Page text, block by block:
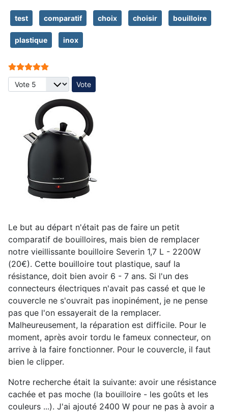
test comparatif choix choisir bouilloire
plastique inox
Vote utilisateur:
Veuillez voter
Le but au départ n'était pas de faire un petit
comparatif de bouilloires, mais bien de remplacer
notre vieillissante bouilloire Severin 1,7 L - 2200W
(20€). Cette bouilloire tout plastique, sauf la
résistance, doit bien avoir 6 - 7 ans. Si l'un des
connecteurs électriques n'avait pas cassé et que le
couvercle ne s'ouvrait pas inopinément, je ne pense
pas que l'on essayerait de la remplacer.
Malheureusement, la réparation est difficile. Pour le
moment, après avoir tordu le fameux connecteur, on
arrive à la faire fonctionner. Pour le couvercle, il faut
bien le clipper.
Notre recherche était la suivante: avoir une résistance
cachée et pas moche (la bouilloire - les goûts et les
couleurs ...). J'ai ajouté 2400 W pour ne pas à avoir a